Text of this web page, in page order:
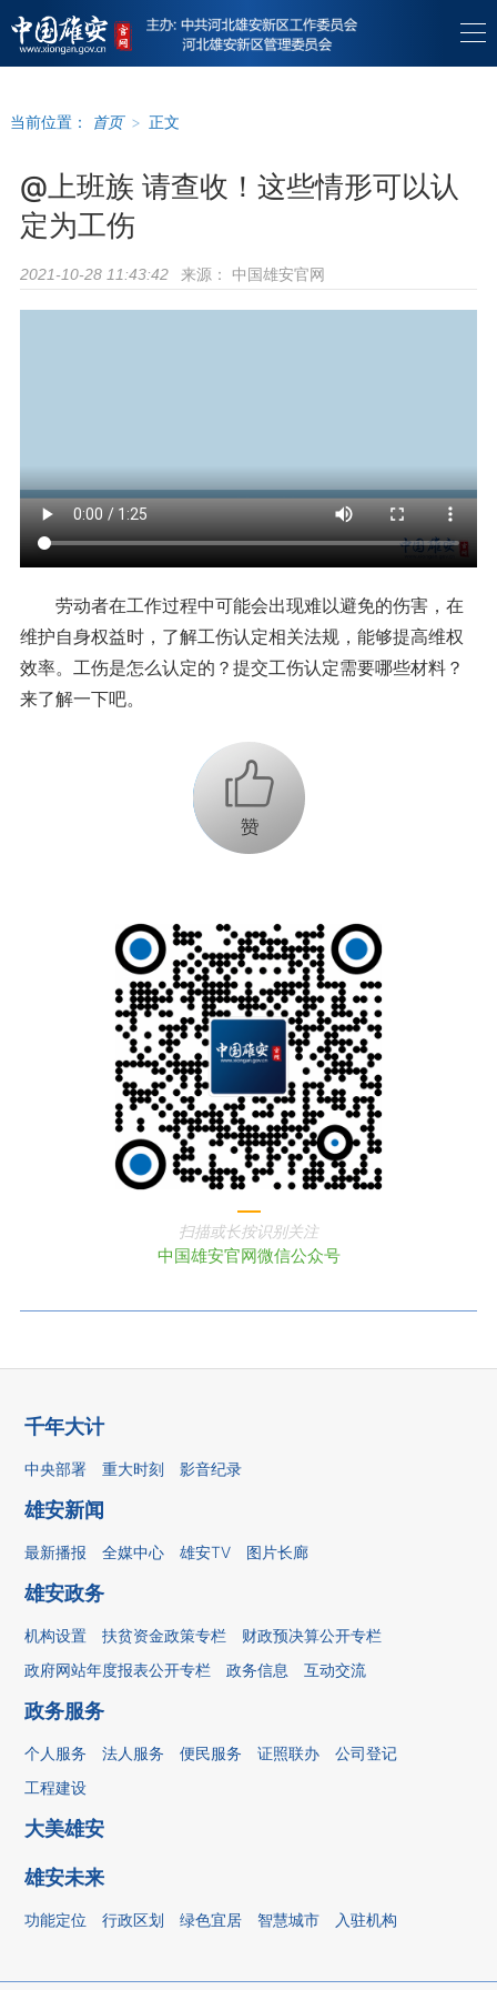
当前位置： 首页 > 正文
@上班族 请查收！这些情形可以认
定为工伤
2021-10-28 11:43:42 来源： 中国雄安官网
劳动者在工作过程中可能会出现难以避免的伤害，在
维护自身权益时，了解工伤认定相关法规，能够提高维权
效率。工伤是怎么认定的？提交工伤认定需要哪些材料？
来了解一下吧。
+1
扫描或长按识别关注
中国雄安官网微信公众号
千年大计
中央部署 重大时刻 影音纪录
雄安新闻
最新播报 全媒中心 雄安TV 图片长廊
雄安政务
机构设置 扶贫资金政策专栏
财政预决算公开专栏
政府网站年度报表公开专栏
政务信息 互动交流
政务服务
个人服务 法人服务 便民服务 证照联办
公司登记
工程建设
大美雄安
雄安未来
功能定位 行政区划 绿色宜居 智慧城市 入驻机构